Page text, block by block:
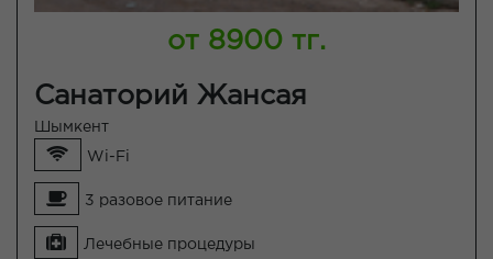
от 8900 тг.
Санаторий Жансая
Шымкент
Wi-Fi
3 разовое питание
Лечебные процедуры